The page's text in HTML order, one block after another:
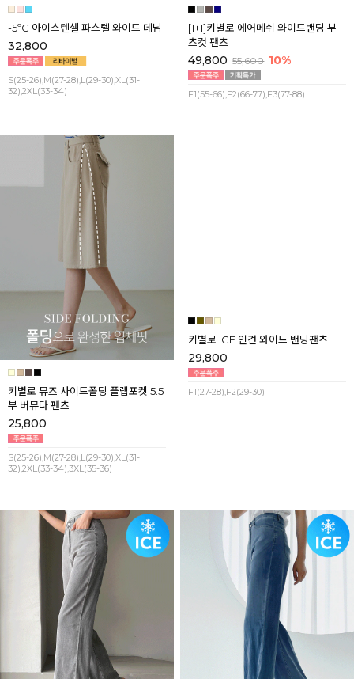
-5ºC 아이스텐셀 파스텔 와이드 데님
32,800
S(25-26),M(27-28),L(29-30),XL(31-
32),2XL(33-34)
[1+1]키별로 에어메쉬 와이드밴딩 부
츠컷 팬츠
49,800 55,600 10%
F1(55-66),F2(66-77),F3(77-88)
키별로 뮤즈 사이드폴딩 플랩포켓 5.5
부 버뮤다 팬츠
25,800
S(25-26),M(27-28),L(29-30),XL(31-
32),2XL(33-34),3XL(35-36)
키별로 ICE 인견 와이드 밴딩팬츠